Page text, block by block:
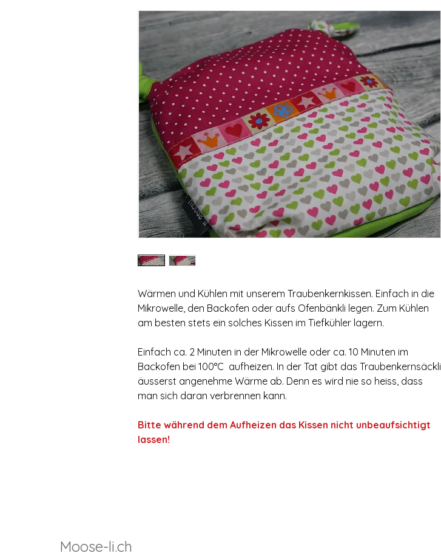
Wärmen und Kühlen mit unserem Traubenkernkissen. Einfach in die
Mikrowelle, den Backofen oder aufs Ofenbänkli legen. Zum Kühlen
am besten stets ein solches Kissen im Tiefkühler lagern.
Einfach ca. 2 Minuten in der Mikrowelle oder ca. 10 Minuten im
Backofen bei 100°C aufheizen. In der Tat gibt das Traubenkernsäckli
äusserst angenehme Wärme ab. Denn es wird nie so heiss, dass
man sich daran verbrennen kann.
Bitte während dem Aufheizen das Kissen nicht unbeaufsichtigt
lassen!
Moose-li.ch